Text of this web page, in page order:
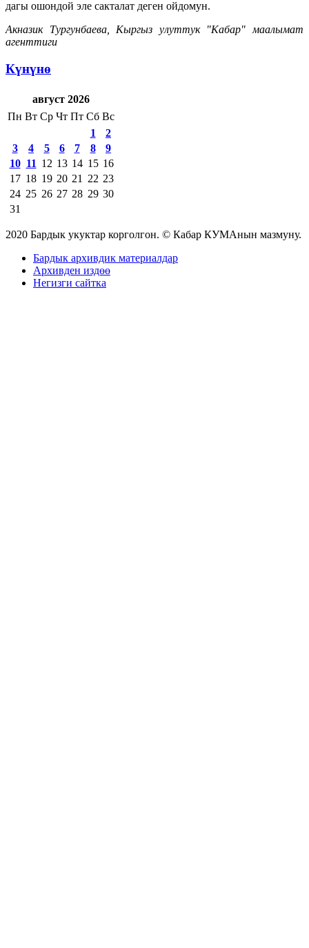
дагы ошондой эле сакталат деген ойдомун.
Акназик Тургунбаева, Кыргыз улуттук "Кабар" маалымат
агенттиги
Күнүнө
август 2026
Пн Вт Ср Чт Пт Сб Вс
1
2
3
4 5 6 7 8
9
10 11 12 13 14 15 16
17 18 19 20 21 22 23
24 25 26 27 28 29 30
31
2020 Бардык укуктар корголгон. © Кабар КУМАнын мазмуну.
Бардык архивдик материалдар
Архивден издөө
Негизги сайтка